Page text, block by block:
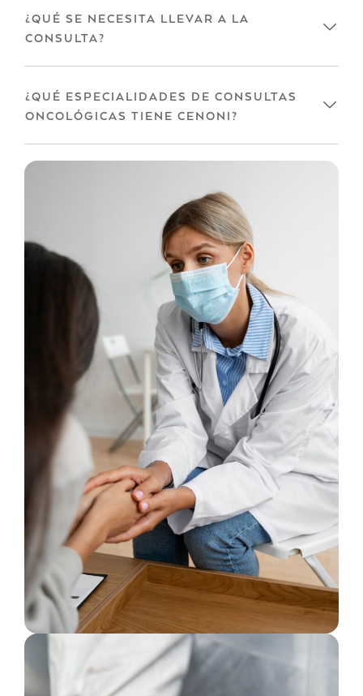
¿QUÉ SE NECESITA LLEVAR A LA
CONSULTA?
¿QUÉ ESPECIALIDADES DE CONSULTAS
ONCOLÓGICAS TIENE CENONI?